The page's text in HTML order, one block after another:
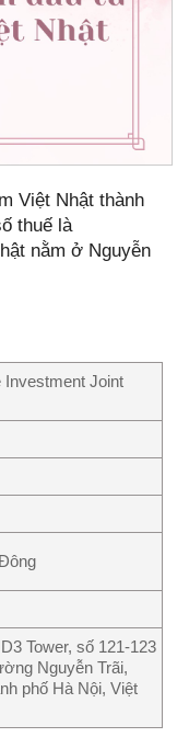
Việt Nhật thành
thuế là
nằm ở Nguyễn
Investment Joint
Tower, số 121-123
Nguyễn Trãi,
phố Hà Nội, Việt